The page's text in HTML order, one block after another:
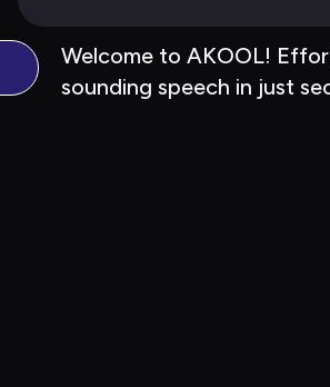
Welcome to AKOOL!
sounding speech in just